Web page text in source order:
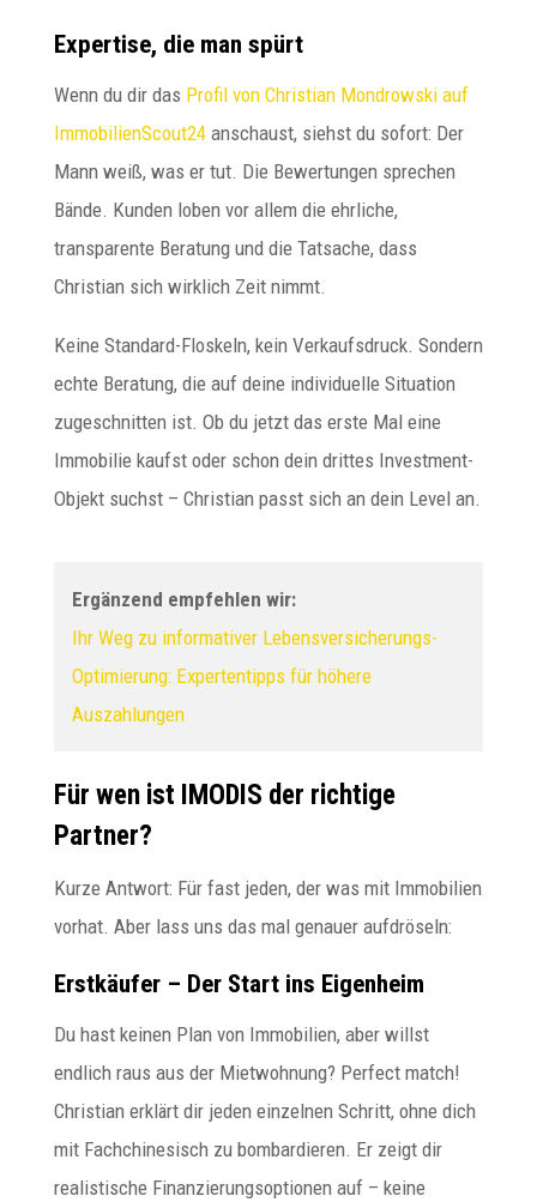
Expertise, die man spürt
Wenn du dir das Profil von Christian Mondrowski auf
ImmobilienScout24anschaust, siehst du sofort: Der
Mann weiß, was er tut. Die Bewertungen sprechen
Bände. Kunden loben vor allem die ehrliche,
transparente Beratung und die Tatsache, dass
Christian sich wirklich Zeit nimmt.
Keine Standard-Floskeln, kein Verkaufsdruck. Sondern
echte Beratung, die auf deine individuelle Situation
zugeschnitten ist. Ob du jetzt das erste Mal eine
Immobilie kaufst oder schon dein drittes Investment-
Objekt suchst – Christian passt sich an dein Level an.
Ergänzend empfehlen wir:
Ihr Weg zu informativer Lebensversicherungs-
Optimierung: Expertentipps für höhere
Auszahlungen
Für wen ist IMODIS der richtige
Partner?
Kurze Antwort: Für fast jeden, der was mit Immobilien
vorhat. Aber lass uns das mal genauer aufdröseln:
Erstkäufer – Der Start ins Eigenheim
Du hast keinen Plan von Immobilien, aber willst
endlich raus aus der Mietwohnung? Perfect match!
Christian erklärt dir jeden einzelnen Schritt, ohne dich
mit Fachchinesisch zu bombardieren. Er zeigt dir
realistische Finanzierungsoptionen auf – keine